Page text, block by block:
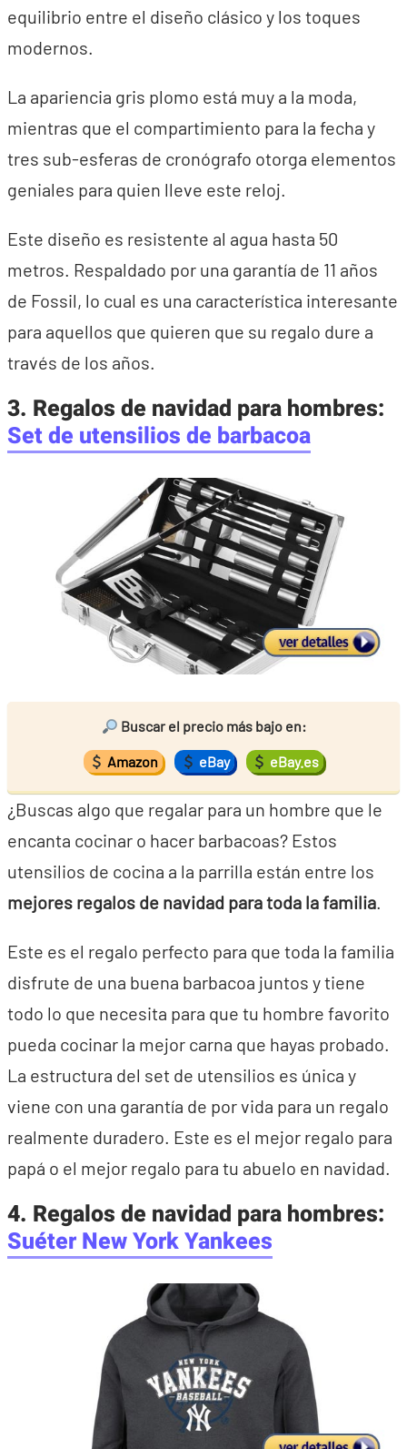
equilibrio entre el diseño clásico y los toques
modernos.
La apariencia gris plomo está muy a la moda,
mientras que el compartimiento para la fecha y
tres sub-esferas de cronógrafo otorga elementos
geniales para quien lleve este reloj.
Este diseño es resistente al agua hasta 50
metros. Respaldado por una garantía de 11 años
de Fossil, lo cual es una característica interesante
para aquellos que quieren que su regalo dure a
través de los años.
3. Regalos de navidad para hombres:
Set de utensilios de barbacoa
Buscar el precio más bajo en:
Amazon eBay eBay.es
¿Buscas algo que regalar para un hombre que le
encanta cocinar o hacer barbacoas? Estos
utensilios de cocina a la parrilla están entre los
mejores regalos de navidad para toda la familia.
Este es el regalo perfecto para que toda la familia
disfrute de una buena barbacoa juntos y tiene
todo lo que necesita para que tu hombre favorito
pueda cocinar la mejor carna que hayas probado.
La estructura del set de utensilios es única y
viene con una garantía de por vida para un regalo
realmente duradero. Este es el mejor regalo para
papá o el mejor regalo para tu abuelo en navidad.
4. Regalos de navidad para hombres:
Suéter New York Yankees